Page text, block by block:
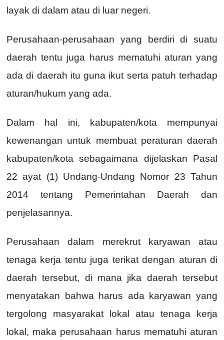
layak di dalam atau di luar negeri.
Perusahaan-perusahaan yang berdiri di suatu
daerah tentu juga harus mematuhi aturan yang
ada di daerah itu guna ikut serta patuh terhadap
aturan/hukum yang ada.
Dalam hal ini, kabupaten/kota mempunyai
kewenangan untuk membuat peraturan daerah
kabupaten/kota sebagaimana dijelaskan Pasal
22 ayat (1) Undang-Undang Nomor 23 Tahun
2014 tentang Pemerintahan Daerah dan
penjelasannya.
Perusahaan dalam merekrut karyawan atau
tenaga kerja tentu juga terikat dengan aturan di
daerah tersebut, di mana jika daerah tersebut
menyatakan bahwa harus ada karyawan yang
tergolong masyarakat lokal atau tenaga kerja
lokal, maka perusahaan harus mematuhi aturan